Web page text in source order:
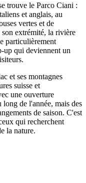
trouve le Parco Ciani :
et anglais, au
vertes et de
extrémité, la rivière
particulièrement
up qui deviennent un
et ses montagnes
suisse et
une ouverture
de l'année, mais des
de saison. C'est
qui recherchent
la nature.